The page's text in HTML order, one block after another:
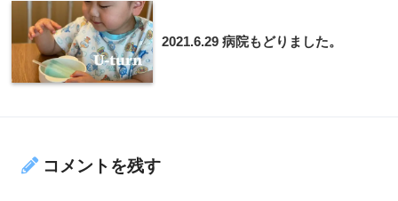
2021.6.29 病院もどりました。
コメントを残す